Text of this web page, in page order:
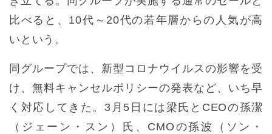
比べると、10代～20代の若年層からの人気が高
いという。
同グループでは、新型コロナウイルスの影響を受
け、無料キャンセルポリシーの発表など、いち早
く対応してきた。3月5日には梁氏とCEOの孫潔
（ジェーン・スン）氏、CMOの孫波（ソン・